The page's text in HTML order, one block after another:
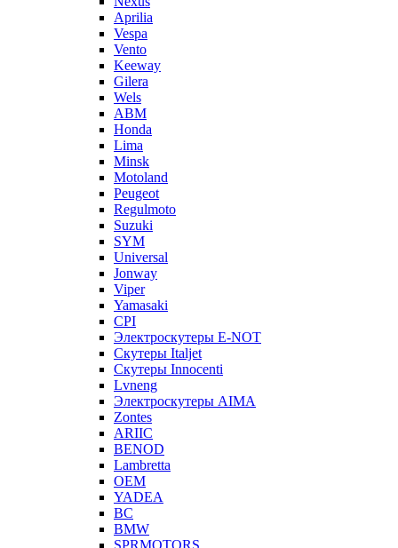
Aprilia
Vespa
Vento
Keeway
Gilera
Wels
ABM
Honda
Lima
Minsk
Motoland
Peugeot
Regulmoto
Suzuki
SYM
Universal
Jonway
Viper
Yamasaki
CPI
Электроскутеры E-NOT
Скутеры Italjet
Скутеры Innocenti
Lvneng
Электроскутеры AIMA
Zontes
ARIIC
BENOD
Lambretta
OEM
YADEA
BC
BMW
SPRMOTORS